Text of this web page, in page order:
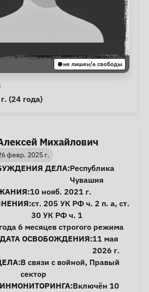
не лишен/а свободы
(24 года)
Михайлович
февр. 2025 г.
о деле
ДЕЛА:Республика
Чувашия
10 нояб. 2021 г.
ст. 205 УК РФ ч. 2 п. а, ст.
30 УК РФ ч. 1
6 месяцев строгого режима
ОСВОБОЖДЕНИЯ:11 мая
2026 г.
В связи с войной, Правый
сектор
Включён 10